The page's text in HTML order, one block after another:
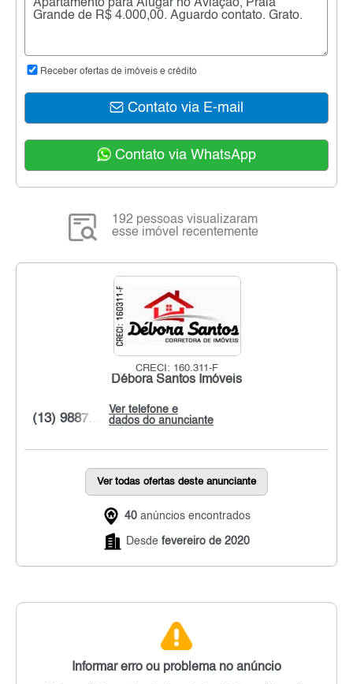
Receber ofertas de imóveis e crédito
Contato via E-mail
Contato via WhatsApp
192 pessoas visualizaram
esse imóvel recentemente
CRECI: 160.311-F
Débora Santos Imóveis
Ver telefone e
dados do anunciante
(13) 9887...
Ver todas ofertas deste anunciante
40 anúncios encontrados
Desde fevereiro de 2020
Informar erro ou problema no anúncio